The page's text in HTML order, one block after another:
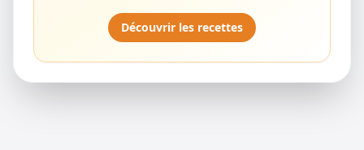
Découvrir les recettes